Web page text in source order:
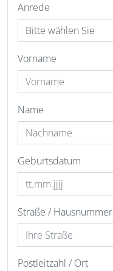
Anrede
Vorname
Name
Geburtsdatum
Straße / Hausnummer
Postleitzahl / Ort